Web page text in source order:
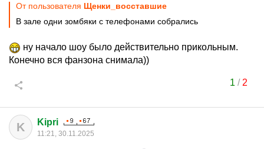
От пользователя Щенки_восставшие
В зале одни зомбяки с телефонами собрались
ну начало шоу было действительно прикольным.
Конечно вся фанзона снимала))
1 / 2
K Kipri
11:21, 30.11.2025